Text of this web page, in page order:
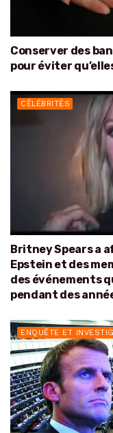
Conserver des
pour éviter
CÉLÉBRITÉS
Britney Spears a
Epstein et des
des événements
pendant des
ENQUÊTE ET